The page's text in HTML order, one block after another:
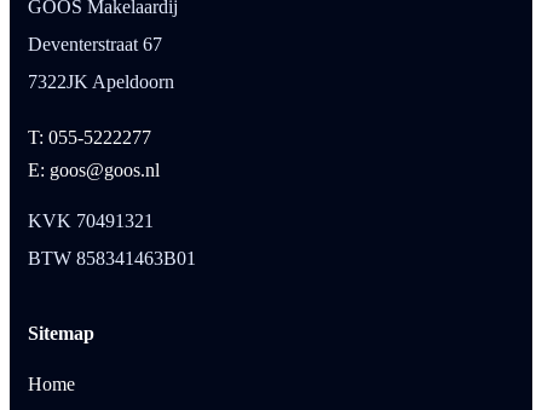
GOOS Makelaardij
Deventerstraat 67
7322JK Apeldoorn
T: 055-5222277
E: goos@goos.nl
KVK 70491321
BTW 858341463B01
Sitemap
Home